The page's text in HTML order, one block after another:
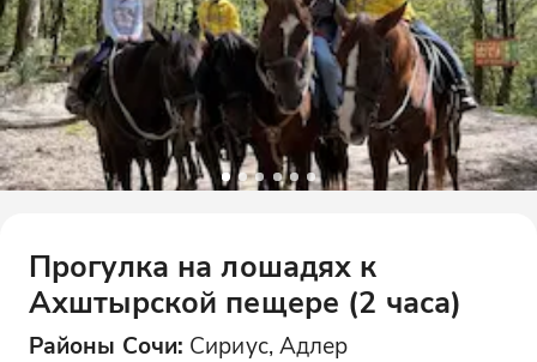
Прогулка на лошадях к
Ахштырской пещере (2 часа)
Районы Сочи: Сириус, Адлер